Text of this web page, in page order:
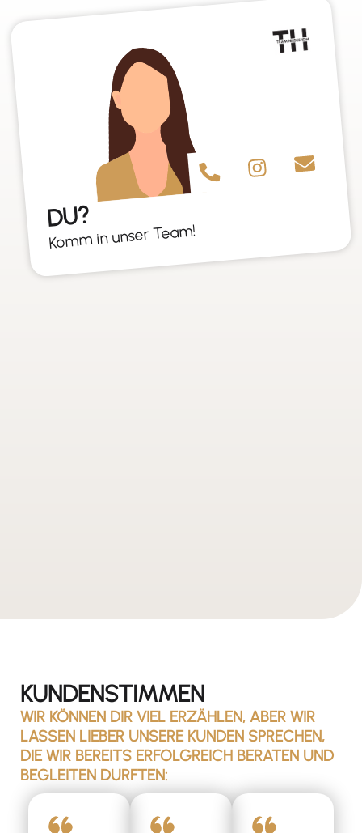
DU?
Komm in unser Team!
KUNDENSTIMMEN
WIR KÖNNEN DIR VIEL ERZÄHLEN, ABER WIR
LASSEN LIEBER UNSERE KUNDEN SPRECHEN,
DIE WIR BEREITS ERFOLGREICH BERATEN UND
BEGLEITEN DURFTEN: